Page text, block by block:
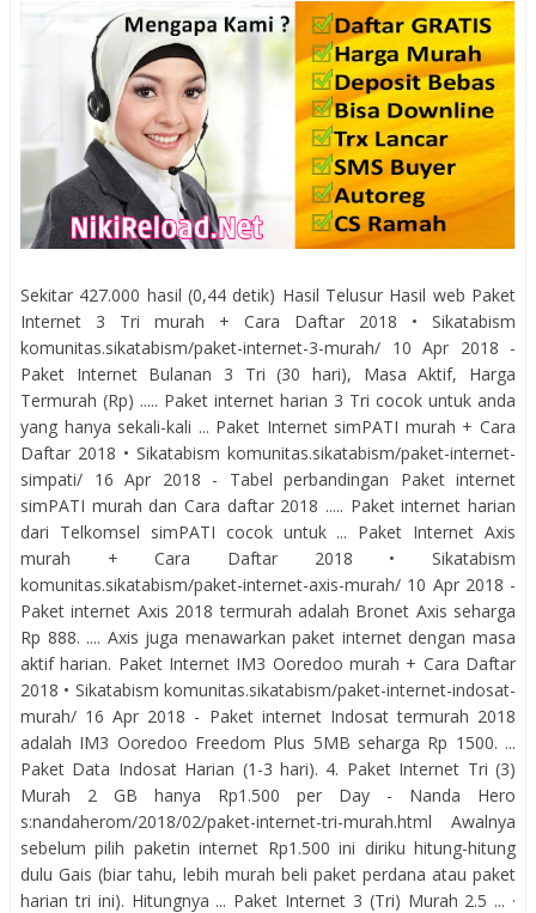
Sekitar 427.000 hasil (0,44 detik) Hasil Telusur Hasil web Paket
Internet 3 Tri murah + Cara Daftar 2018 • Sikatabism
komunitas.sikatabism/paket-internet-3-murah/ 10 Apr 2018 -
Paket Internet Bulanan 3 Tri (30 hari), Masa Aktif, Harga
Termurah (Rp) ..... Paket internet harian 3 Tri cocok untuk anda
yang hanya sekali-kali ... Paket Internet simPATI murah + Cara
Daftar 2018 • Sikatabism komunitas.sikatabism/paket-internet-
simpati/ 16 Apr 2018 - Tabel perbandingan Paket internet
simPATI murah dan Cara daftar 2018 ..... Paket internet harian
dari Telkomsel simPATI cocok untuk ... Paket Internet Axis
murah + Cara Daftar 2018 • Sikatabism
komunitas.sikatabism/paket-internet-axis-murah/ 10 Apr 2018 -
Paket internet Axis 2018 termurah adalah Bronet Axis seharga
Rp 888. .... Axis juga menawarkan paket internet dengan masa
aktif harian. Paket Internet IM3 Ooredoo murah + Cara Daftar
2018 • Sikatabism komunitas.sikatabism/paket-internet-indosat-
murah/ 16 Apr 2018 - Paket internet Indosat termurah 2018
adalah IM3 Ooredoo Freedom Plus 5MB seharga Rp 1500. ...
Paket Data Indosat Harian (1-3 hari). 4. Paket Internet Tri (3)
Murah 2 GB hanya Rp1.500 per Day - Nanda Hero
s:nandaherom/2018/02/paket-internet-tri-murah.html Awalnya
sebelum pilih paketin internet Rp1.500 ini diriku hitung-hitung
dulu Gais (biar tahu, lebih murah beli paket perdana atau paket
harian tri ini). Hitungnya ... ‎Paket Internet 3 (Tri) Murah 2.5 ... ·